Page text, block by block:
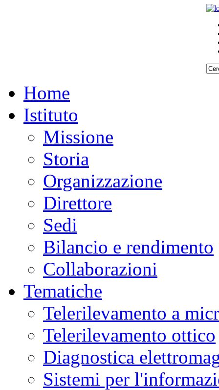
Home
Istituto
Missione
Storia
Organizzazione
Direttore
Sedi
Bilancio e rendimento
Collaborazioni
Tematiche
Telerilevamento a
Telerilevamento ottico
Diagnostica
Sistemi per